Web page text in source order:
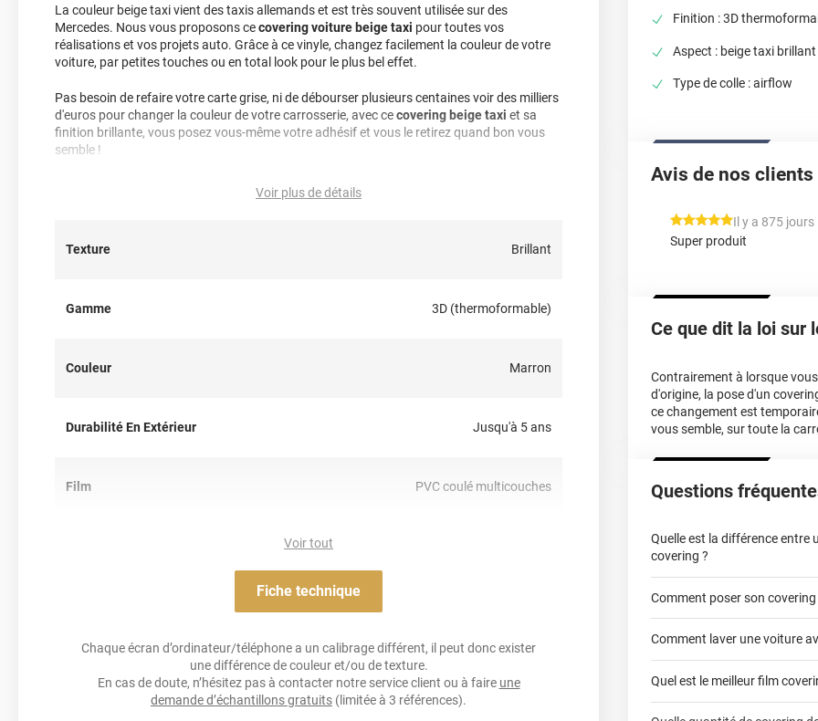
La couleur beige taxi vient des taxis allemands et est très souvent utilisée sur des
Mercedes. Nous vous proposons cecovering voiture beige taxi pour toutes vos
réalisations et vos projets auto. Grâce à ce vinyle, changez facilement la couleur de votre
voiture, par petites touches ou en total look pour le plus bel effet.
Pas besoin de refaire votre carte grise, ni de débourser plusieurs centaines voir des milliers
d'euros pour changer la couleur de votre carrosserie, avec cecovering beige taxi et sa
finition brillante, vous posez vous-même votre adhésif et vous le retirez quand bon vous
semble !
Note importante : faire son choix entre un covering 2D ou 3D ?
il est conseillé dans la pose de covering sur tout type de surface, planes à très courbées ! Il
d’information !
Voir plus de détails
Texture Brillant
Gamme 3D (thermoformable)
Couleur Marron
Durabilité En Extérieur Jusqu'à 5 ans
Film PVC coulé multicouches
Résistance À L'humidité
Voir tout
Fiche technique
Chaque écran d’ordinateur/téléphone a un calibrage différent, il peut donc exister
une différence de couleur et/ou de texture.
En cas de doute, n’hésitez pas à contacter notre service client ou à faire une
demande d’échantillons gratuits (limitée à 3 références).
Finition : 3D
Aspect : beige taxi brillant
Type de colle : airflow
Avis de nos clients
*****
Il y a 875 jours
Super produit
Ce que dit la loi sur
Contrairement à lorsque
d'origine, la pose d'un
ce changement est
vous semble, sur toute la
Questions
Quelle est la différence entre
covering ?
covering 2D
Comment poser son covering
Comment laver une voiture
Quel est le meilleur film